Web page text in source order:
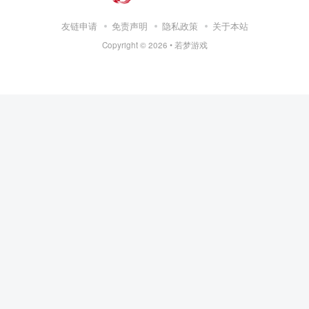
友链申请 免责声明 隐私政策 关于本站
Copyright ©2026 • 若梦游戏